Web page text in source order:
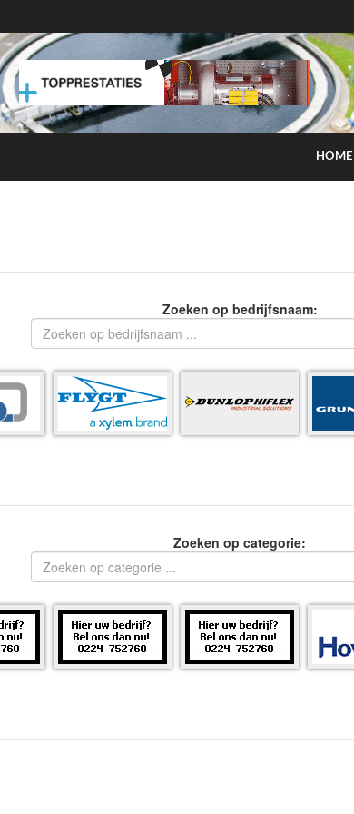
HOME
kans op smog door ozon
Zoeken op bedrijfsnaam:
Zoeken op categorie: